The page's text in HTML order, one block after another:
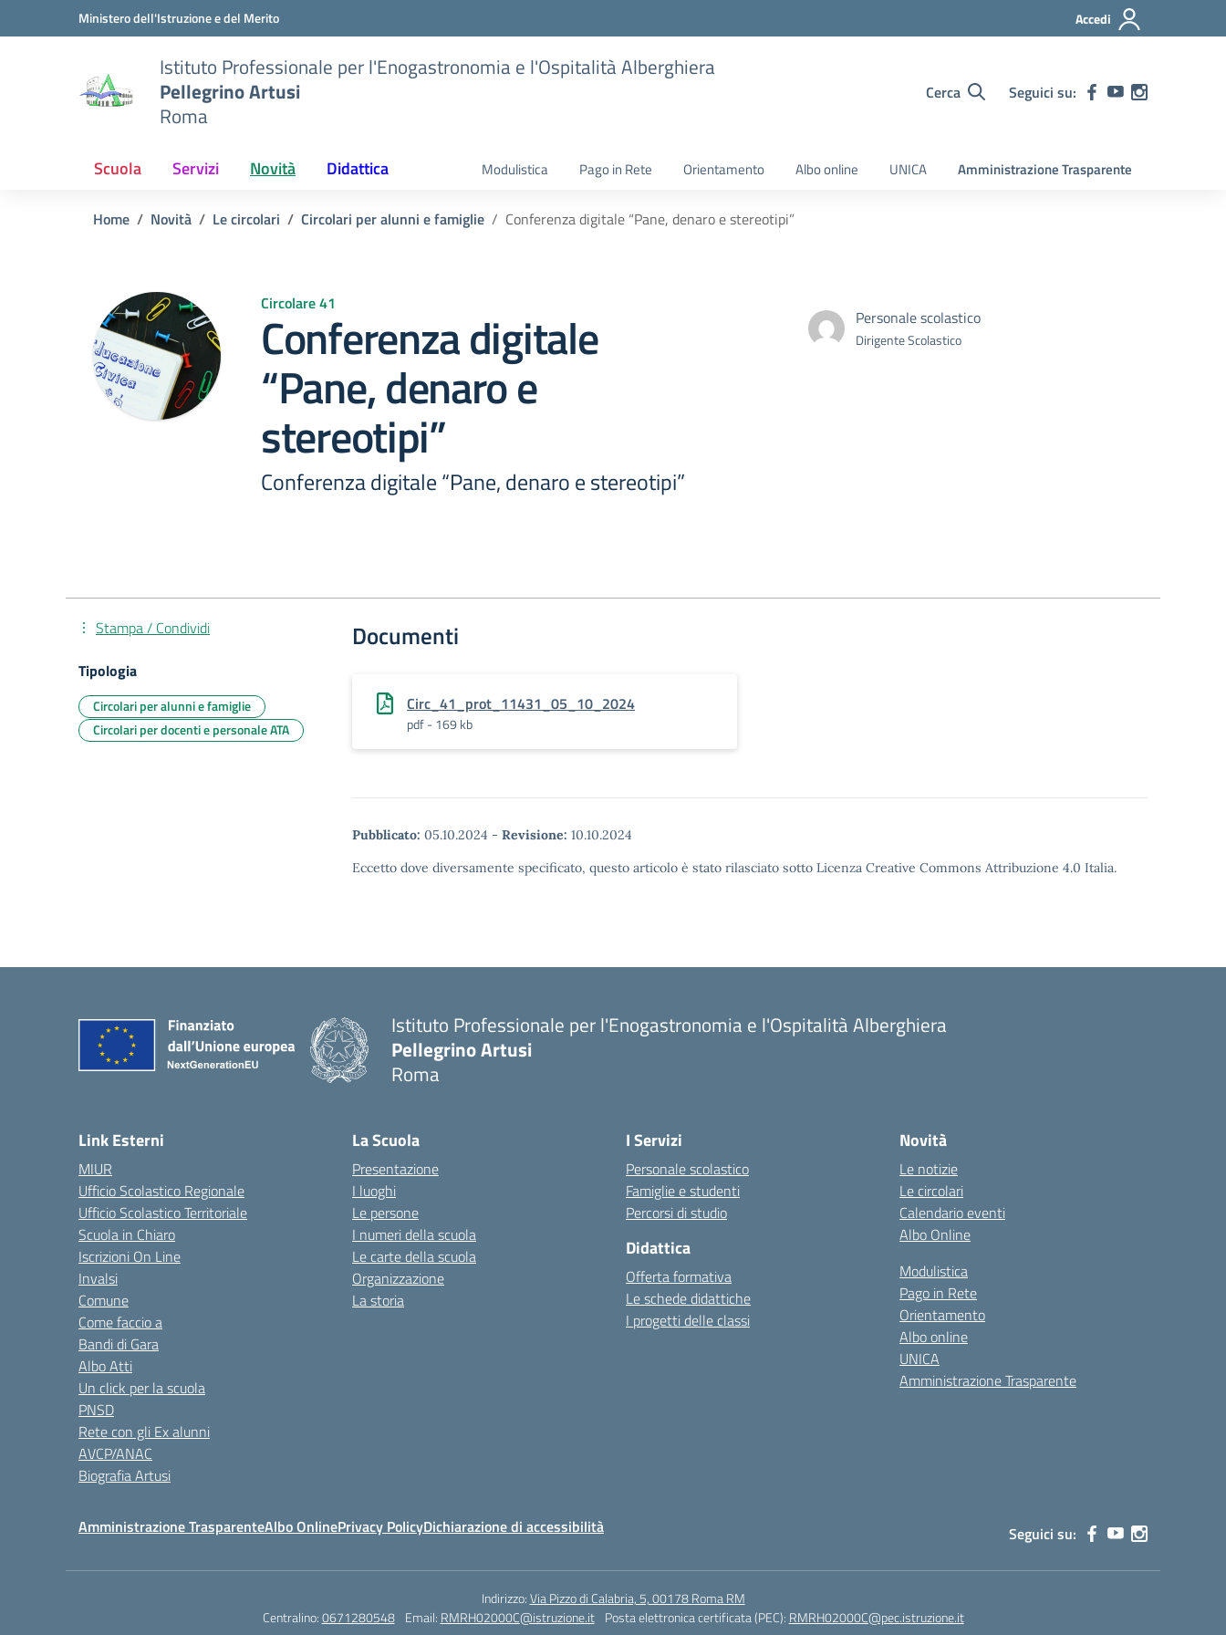
Vai ai contenuti
Vai al menu di navigazioneMinistero dell'Istruzione e del Merito Accedi
Istituto Professionale per l'Enogastronomia e l'Ospitalità Alberghiera
Pellegrino Artusi
Roma
Cerca Seguici su:
Scuola Servizi Novità Didattica Modulistica Pago in Rete Orientamento Albo online UNICA Amministrazione Trasparente
Home Novità Le circolari Circolari per alunni e famiglie Conferenza digitale “Pane, denaro e stereotipi”
Circolare 41
Conferenza digitale
“Pane, denaro e
stereotipi”
Conferenza digitale “Pane, denaro e stereotipi”
Personale scolastico
Dirigente Scolastico
Documenti
Circ_41_prot_11431_05_10_2024
pdf - 169 kb
Pubblicato: 05.10.2024 - Revisione: 10.10.2024
Eccetto dove diversamente specificato, questo articolo è stato rilasciato sotto Licenza Creative Commons Attribuzione 4.0 Italia.
Stampa / Condividi
Tipologia
Circolari per alunni e famiglie
Circolari per docenti e personale ATA
Istituto Professionale per l'Enogastronomia e l'Ospitalità Alberghiera
Pellegrino Artusi
Roma
Link Esterni
MIUR
Ufficio Scolastico Regionale
Ufficio Scolastico Territoriale
Scuola in Chiaro
Iscrizioni On Line
Invalsi
Comune
Come faccio a
Bandi di Gara
Albo Atti
Un click per la scuola
PNSD
Rete con gli Ex alunni
AVCP/ANAC
Biografia Artusi
La Scuola
Presentazione
I luoghi
Le persone
I numeri della scuola
Le carte della scuola
Organizzazione
La storia
I Servizi
Personale scolastico
Famiglie e studenti
Percorsi di studio
Didattica
Offerta formativa
Le schede didattiche
I progetti delle classi
Novità
Le notizie
Le circolari
Calendario eventi
Albo Online
Modulistica
Pago in Rete
Orientamento
Albo online
UNICA
Amministrazione Trasparente
Amministrazione TrasparenteAlbo OnlinePrivacy PolicyDichiarazione di accessibilità Seguici su:
Indirizzo:Via Pizzo di Calabria, 5, 00178 Roma RM
Centralino:0671280548 Email: RMRH02000C@istruzione.it Posta elettronica certificata (PEC): RMRH02000C@pec.istruzione.it